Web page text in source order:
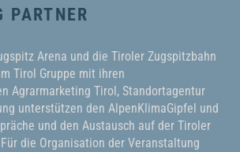
PARTNER
Arena und die Tiroler Zugspitzbahn
Tirol Gruppe mit ihren
Agrarmarketing Tirol, Standortagentur
unterstützen den AlpenKlimaGipfel und
und den Austausch auf der Tiroler
die Organisation der Veranstaltung